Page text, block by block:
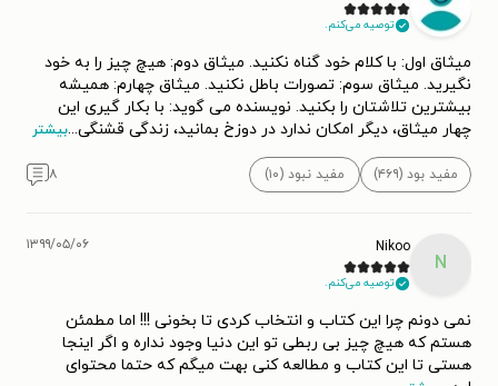
توصیه می‌کنم.
میثاق اول: با کلام خود گناه نکنید. میثاق دوم: هیچ چیز را به خود
نگیرید. میثاق سوم: تصورات باطل نکنید. میثاق چهارم: همیشه
بیشترین تلاشتان را بکنید. نویسنده می گوید: با بکار گیری این
چهار میثاق، دیگر امکان ندارد در دوزخ بمانید، زندگی قشنگی...بیشتر
مفید بود (۴۶۹) مفید نبود (۱۰) ۸
N
Nikoo
توصیه می‌کنم.
۱۳۹۹/۰۵/۰۶
نمی دونم چرا این کتاب و انتخاب کردی تا بخونی !!! اما مطمئن
هستم که هیچ چیز بی ربطی تو این دنیا وجود نداره و اگر اینجا
هستی تا این کتاب و مطالعه کنی بهت میگم که حتما محتوای